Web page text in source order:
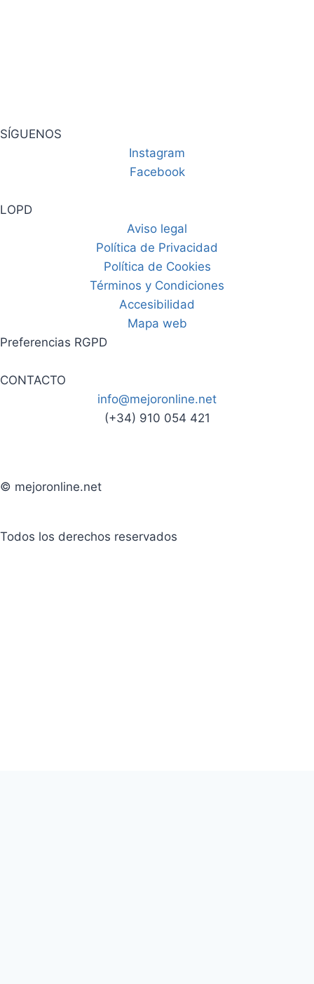
SÍGUENOS
Instagram
Facebook
LOPD
Aviso legal
Política de Privacidad
Política de Cookies
Términos y Condiciones
Accesibilidad
Mapa web
Preferencias RGPD
CONTACTO
info@mejoronline.net
(+34) 910 054 421
© mejoronline.net
Todos los derechos reservados